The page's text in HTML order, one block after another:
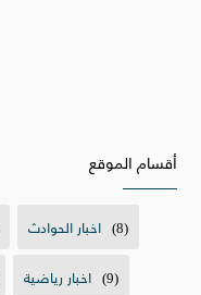
أقسام الموقع
اخبار الحوادث (8)
اخبار رياضية (9)